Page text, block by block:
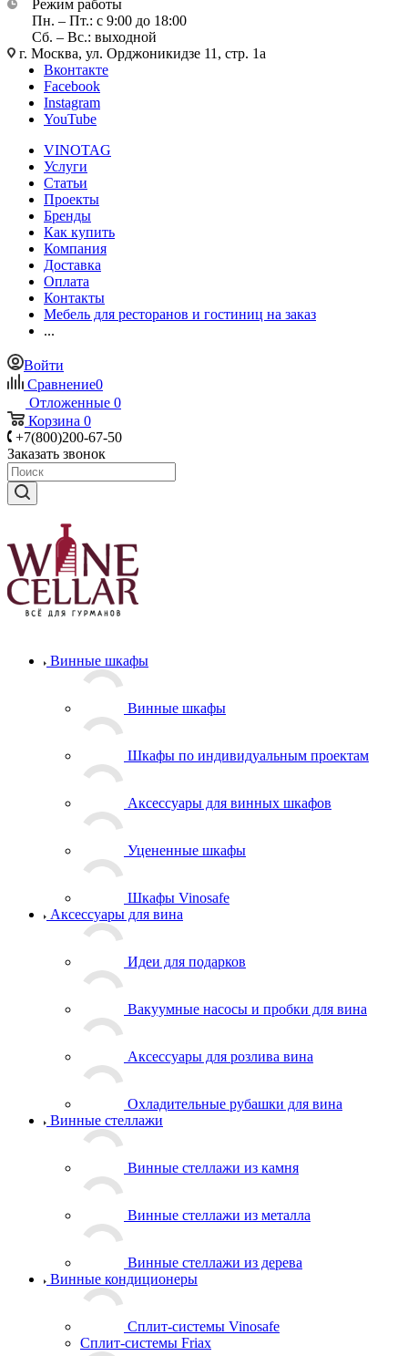
Режим работы
Пн. – Пт.: с 9:00 до 18:00
Сб. – Вс.: выходной
г. Москва, ул. Орджоникидзе 11, стр. 1а
Вконтакте
Facebook
Instagram
YouTube
VINOTAG
Услуги
Статьи
Проекты
Бренды
Как купить
Компания
Доставка
Оплата
Контакты
Мебель для ресторанов и гостиниц на заказ
...
Войти
Сравнение0
Отложенные 0
Корзина 0
+7(800)200-67-50
Заказать звонок
Винные шкафы
Винные шкафы
Шкафы по индивидуальным проектам
Аксессуары для винных шкафов
Уцененные шкафы
Шкафы Vinosafe
Аксессуары для вина
Идеи для подарков
Вакуумные насосы и пробки для вина
Аксессуары для розлива вина
Охладительные рубашки для вина
Винные стеллажи
Винные стеллажи из камня
Винные стеллажи из металла
Винные стеллажи из дерева
Винные кондиционеры
Сплит-системы Vinosafe
Сплит-системы Friax